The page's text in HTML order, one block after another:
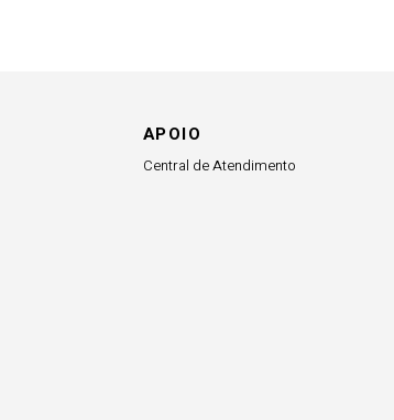
APOIO
Central de Atendimento